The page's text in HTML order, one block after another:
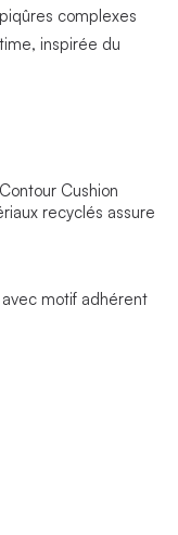
complexes
inspirée du
Cushion
recyclés assure
motif adhérent